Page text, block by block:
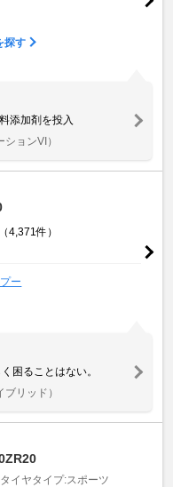
探す
添加剤を投入
ョンVI）
（4,371件）
ー
困ることはない。
リッド）
タイヤタイプ:スポーツ